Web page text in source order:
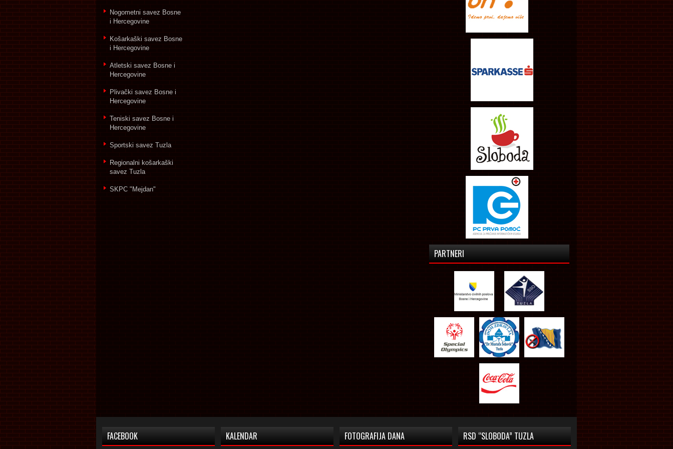
Nogometni savez Bosne
i Hercegovine
Košarkaški savez Bosne
i Hercegovine
Atletski savez Bosne i
Hercegovine
Plivački savez Bosne i
Hercegovine
Teniski savez Bosne i
Hercegovine
Sportski savez Tuzla
Regionalni košarkaški
savez Tuzla
SKPC "Mejdan"
PARTNERI
FACEBOOK KALENDAR FOTOGRAFIJA DANA RSD “SLOBODA” TUZLA